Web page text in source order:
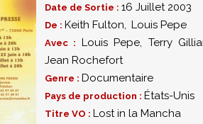
Date de Sortie : 16 Juillet 2003
De : Keith Fulton, Louis Pepe
Avec : Louis Pepe, Terry
Jean Rochefort
Genre : Documentaire
Pays de production : États-Unis
Titre VO : Lost in la Mancha